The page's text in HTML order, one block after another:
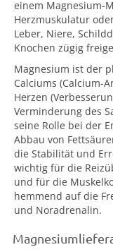
einem Magnesium-
Herzmuskulatur
Leber, Niere,
Knochen zügig
Magnesium ist der
Calciums (Calcium-
Herzen
Verminderung des
seine Rolle bei der
Abbau von
die Stabilität und
wichtig für die
und für die
hemmend auf die
und Noradrenalin.